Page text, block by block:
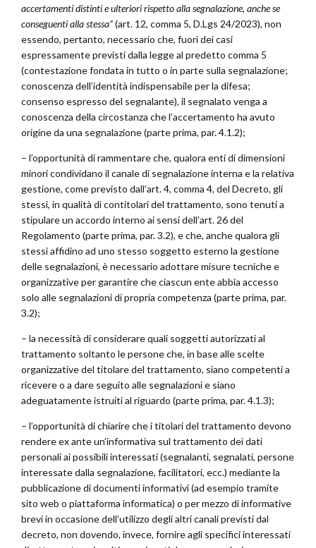
accertamenti distinti e ulteriori rispetto alla segnalazione, anche se
conseguenti alla stessa”(art. 12, comma 5, D.Lgs 24/2023), non
essendo, pertanto, necessario che, fuori dei casi
espressamente previsti dalla legge al predetto comma 5
(contestazione fondata in tutto o in parte sulla segnalazione;
conoscenza dell’identità indispensabile per la difesa;
consenso espresso del segnalante), il segnalato venga a
conoscenza della circostanza che l’accertamento ha avuto
origine da una segnalazione (parte prima, par. 4.1.2);
– l’opportunità di rammentare che, qualora enti di dimensioni
minori condividano il canale di segnalazione interna e la relativa
gestione, come previsto dall’art. 4, comma 4, del Decreto, gli
stessi, in qualità di contitolari del trattamento, sono tenuti a
stipulare un accordo interno ai sensi dell’art. 26 del
Regolamento (parte prima, par. 3.2), e che, anche qualora gli
stessi affidino ad uno stesso soggetto esterno la gestione
delle segnalazioni, è necessario adottare misure tecniche e
organizzative per garantire che ciascun ente abbia accesso
solo alle segnalazioni di propria competenza (parte prima, par.
3.2);
– la necessità di considerare quali soggetti autorizzati al
trattamento soltanto le persone che, in base alle scelte
organizzative del titolare del trattamento, siano competenti a
ricevere o a dare seguito alle segnalazioni e siano
adeguatamente istruiti al riguardo (parte prima, par. 4.1.3);
– l’opportunità di chiarire che i titolari del trattamento devono
rendere ex ante un’informativa sul trattamento dei dati
personali ai possibili interessati (segnalanti, segnalati, persone
interessate dalla segnalazione, facilitatori, ecc.) mediante la
pubblicazione di documenti informativi (ad esempio tramite
sito web o piattaforma informatica) o per mezzo di informative
brevi in occasione dell’utilizzo degli altri canali previsti dal
decreto, non dovendo, invece, fornire agli specifici interessati